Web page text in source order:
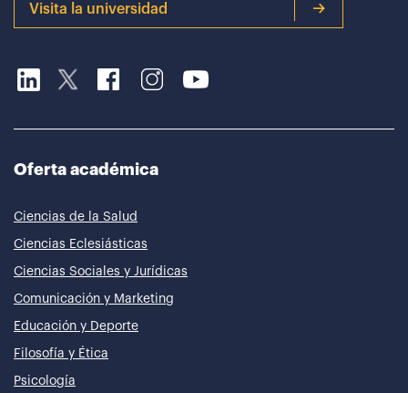
Visita la universidad
Oferta académica
Ciencias de la Salud
Ciencias Eclesiásticas
Ciencias Sociales y Jurídicas
Comunicación y Marketing
Educación y Deporte
Filosofía y Ética
Psicología